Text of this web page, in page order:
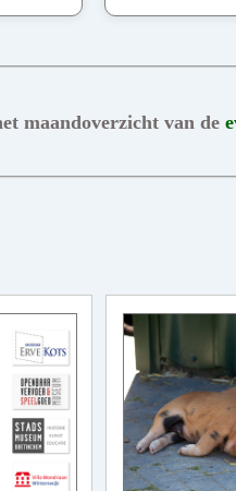
maandoverzicht van de